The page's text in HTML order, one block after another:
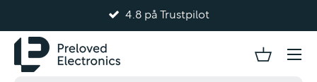
4.8 på Trustpilot